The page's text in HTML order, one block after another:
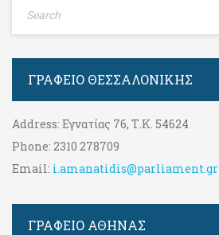
ΓΡΑΦΕΊΟ ΘΕΣΣΑΛΟΝΊΚΗΣ
Address: Εγνατίας 76, Τ.Κ. 54624
Phone: 2310 278709
Email: i.amanatidis@parliament.gr
ΓΡΑΦΕΊΟ ΑΘΉΝΑΣ